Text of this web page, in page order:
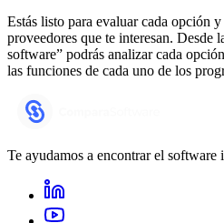
Estás listo para evaluar cada opción
proveedores que te interesan. Desde
software” podrás analizar cada
las funciones de cada uno de los
Te ayudamos a encontrar el software